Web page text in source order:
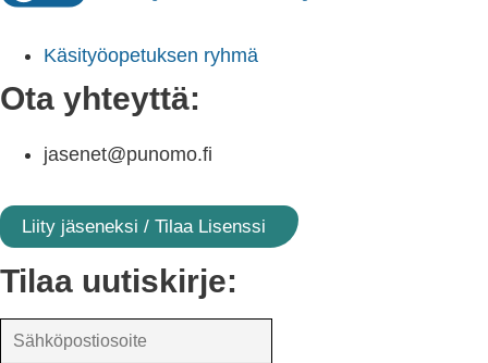
Käsityöopetuksen ryhmä
Ota yhteyttä:
jasenet@punomo.fi
Liity jäseneksi / Tilaa Lisenssi
Tilaa uutiskirje: